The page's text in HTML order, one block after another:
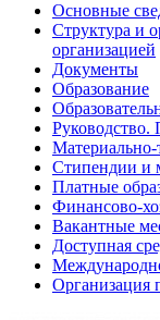
Основные
Структура и
организацией
Документы
Образование
Руководство.
Материально-
Стипендии и
Платные
Финансово-
Вакантные
Доступная
Организация